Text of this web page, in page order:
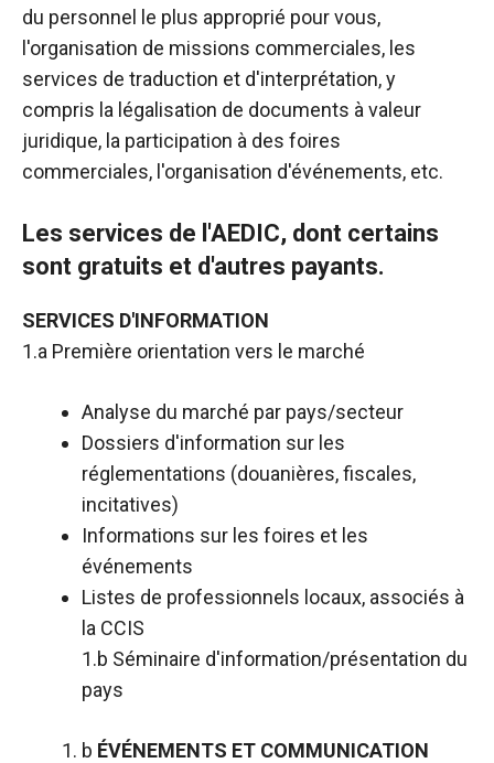
du personnel le plus approprié pour vous,
l'organisation de missions commerciales, les
services de traduction et d'interprétation, y
compris la légalisation de documents à valeur
juridique, la participation à des foires
commerciales, l'organisation d'événements, etc.
Les services de l'AEDIC, dont certains
sont gratuits et d'autres payants.
SERVICES D'INFORMATION
1.a Première orientation vers le marché
Analyse du marché par pays/secteur
Dossiers d'information sur les
réglementations (douanières, fiscales,
incitatives)
Informations sur les foires et les
événements
Listes de professionnels locaux, associés à
la CCIS
1.b Séminaire d'information/présentation du
pays
b ÉVÉNEMENTS ET COMMUNICATION